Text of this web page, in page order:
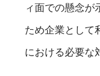
ィ面での懸念が
ため企業として
における必要な